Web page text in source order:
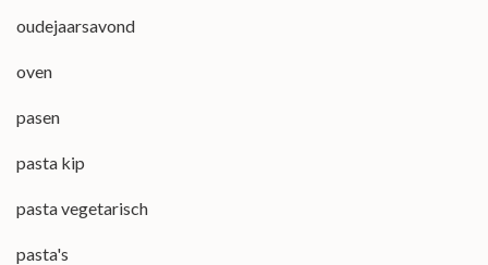
oudejaarsavond
oven
pasen
pasta kip
pasta vegetarisch
pasta's